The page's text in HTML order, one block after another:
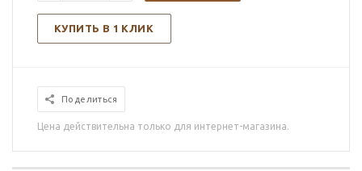
КУПИТЬ В 1 КЛИК
Поделиться
Цена действительна только для интернет-магазина.